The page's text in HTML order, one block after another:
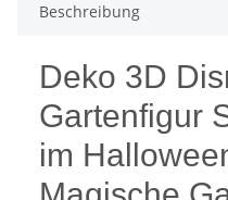
Beschreibung
Deko 3D
Gartenfigur
im